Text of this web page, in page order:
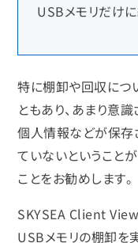
USBメモリだけ
特に棚卸や回収につ
ともあり、あまり意
個人情報などが保存
ていないということ
ことをお勧めします。
SKYSEA Client
USBメモリの棚卸を